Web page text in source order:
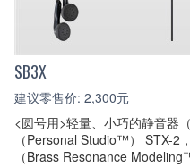
SB3X
建议零售价: 2,300元
<圆号用>轻量、小巧的静音器
（Personal Studio™） STX-2
（Brass Resonance